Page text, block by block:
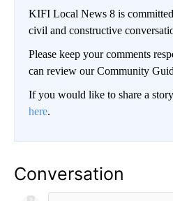
KIFI Local News 8 is
civil and constructive
Please keep your comments
can review our Community
If you would like to share a
here.
Conversation